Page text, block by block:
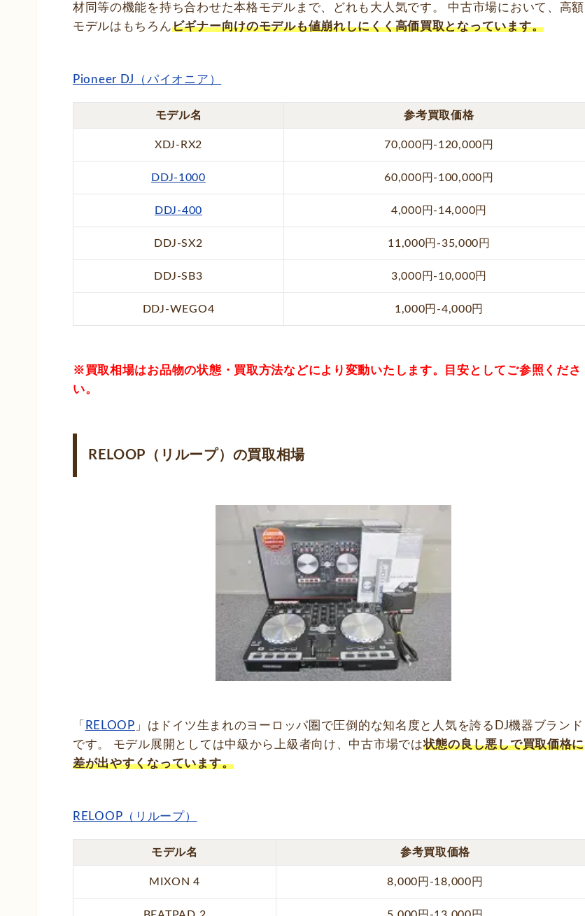
材同等の機能を持ち合わせた本格モデルまで、どれも大人気です。 中古市場において、高額
モデルはもちろんビギナー向けのモデルも値崩れしにくく高価買取となっています。
Pioneer DJ（パイオニア）
モデル名 参考買取価格
XDJ-RX2 70,000円-120,000円
DDJ-1000 60,000円-100,000円
DDJ-400 4,000円-14,000円
DDJ-SX2 11,000円-35,000円
DDJ-SB3 3,000円-10,000円
DDJ-WEGO4 1,000円-4,000円
※買取相場はお品物の状態・買取方法などにより変動いたします。目安としてご参照くださ
い。
RELOOP（リループ）の買取相場
「 RELOOP 」はドイツ生まれのヨーロッパ圏で圧倒的な知名度と人気を誇るDJ機器ブランド
です。 モデル展開としては中級から上級者向け、中古市場では状態の良し悪しで買取価格に
差が出やすくなっています。
RELOOP（リループ）
モデル名 参考買取価格
MIXON 4 8,000円-18,000円